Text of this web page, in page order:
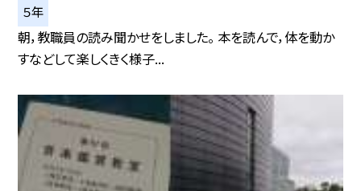
５年
朝，教職員の読み聞かせをしました。 本を読んで，体を動か
すなどして楽しくきく様子...